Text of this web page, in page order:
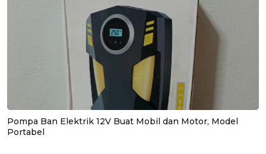
Pompa Ban Elektrik 12V Buat Mobil dan Motor, Model
Portabel